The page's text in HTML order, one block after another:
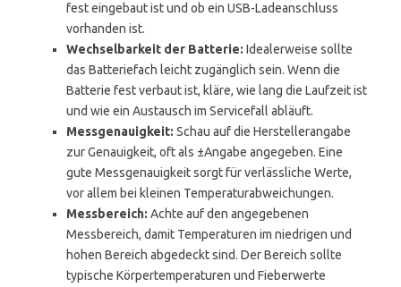
fest eingebaut ist und ob ein USB-Ladeanschluss
vorhanden ist.
Wechselbarkeit der Batterie: Idealerweise sollte
das Batteriefach leicht zugänglich sein. Wenn die
Batterie fest verbaut ist, kläre, wie lang die Laufzeit ist
und wie ein Austausch im Servicefall abläuft.
Messgenauigkeit: Schau auf die Herstellerangabe
zur Genauigkeit, oft als ±Angabe angegeben. Eine
gute Messgenauigkeit sorgt für verlässliche Werte,
vor allem bei kleinen Temperaturabweichungen.
Messbereich: Achte auf den angegebenen
Messbereich, damit Temperaturen im niedrigen und
hohen Bereich abgedeckt sind. Der Bereich sollte
typische Körpertemperaturen und Fieberwerte